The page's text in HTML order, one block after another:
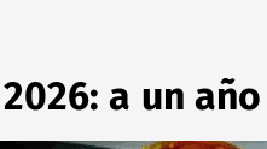
a un